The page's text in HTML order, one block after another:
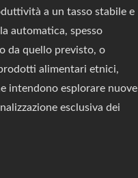
a un tasso stabile e
automatica, spesso
da quello previsto, o
alimentari etnici,
intendono esplorare nuove
esclusiva dei